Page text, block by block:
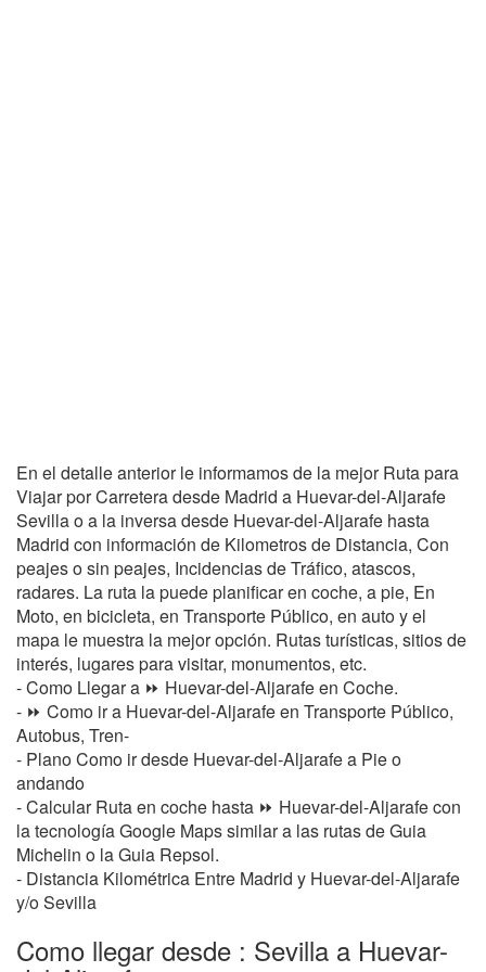
En el detalle anterior le informamos de la mejor Ruta para
Viajar por Carretera desde Madrid a Huevar-del-Aljarafe
Sevilla o a la inversa desde Huevar-del-Aljarafe hasta
Madrid con información de Kilometros de Distancia, Con
peajes o sin peajes, Incidencias de Tráfico, atascos,
radares. La ruta la puede planificar en coche, a pie, En
Moto, en bicicleta, en Transporte Público, en auto y el
mapa le muestra la mejor opción. Rutas turísticas, sitios de
interés, lugares para visitar, monumentos, etc.
- Como Llegar a ⏩ Huevar-del-Aljarafe en Coche.
- ⏩ Como ir a Huevar-del-Aljarafe en Transporte Público,
Autobus, Tren-
- Plano Como ir desde Huevar-del-Aljarafe a Pie o
andando
- Calcular Ruta en coche hasta ⏩ Huevar-del-Aljarafe con
la tecnología Google Maps similar a las rutas de Guia
Michelin o la Guia Repsol.
- Distancia Kilométrica Entre Madrid y Huevar-del-Aljarafe
y/o Sevilla
Como llegar desde : Sevilla a Huevar-